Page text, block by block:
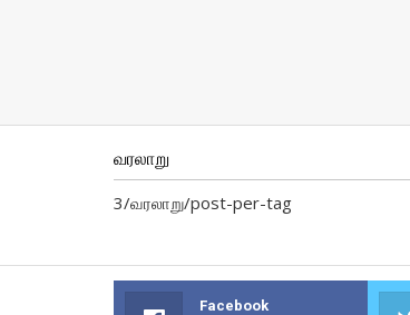
வரலாறு
3/வரலாறு/post-per-tag
Facebook